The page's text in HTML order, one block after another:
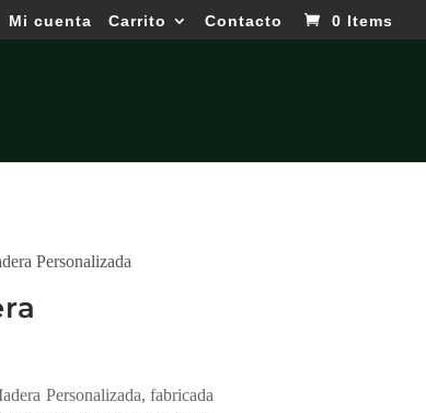
Mi cuenta Carrito Contacto 0 Items
Personalizada
Personalizada, fabricada